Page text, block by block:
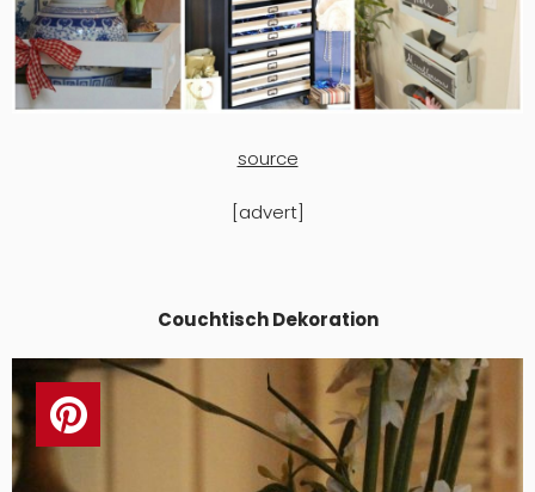
source
[advert]
Couchtisch Dekoration